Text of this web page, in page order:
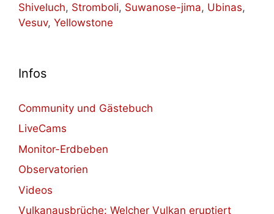
Shiveluch, Stromboli, Suwanose-jima, Ubinas,
Vesuv, Yellowstone
Infos
Community und Gästebuch
LiveCams
Monitor-Erdbeben
Observatorien
Videos
Vulkanausbrüche: Welcher Vulkan eruptiert